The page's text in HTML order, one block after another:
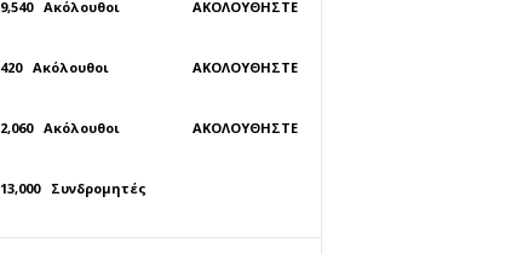
9,540 Ακόλουθοι ΑΚΟΛΟΥΘΉΣΤΕ
420 Ακόλουθοι ΑΚΟΛΟΥΘΉΣΤΕ
2,060 Ακόλουθοι ΑΚΟΛΟΥΘΉΣΤΕ
13,000 Συνδρομητές
ΓΊΝΕΤΕ ΣΥΝΔΡΟΜΗΤΉΣ